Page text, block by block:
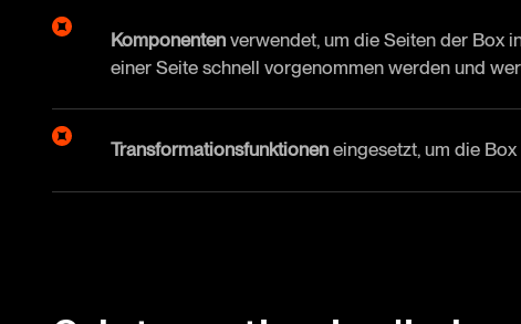
Komponenten verwendet, um die Seiten der Box
einer Seite schnell vorgenommen werden und
Transformationsfunktionen eingesetzt, um die